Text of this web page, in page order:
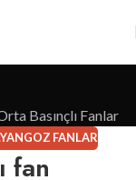
Basınçlı Fanlar
FANLAR
fan